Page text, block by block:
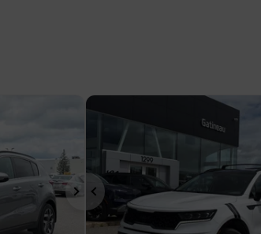
Suivant
Précédent